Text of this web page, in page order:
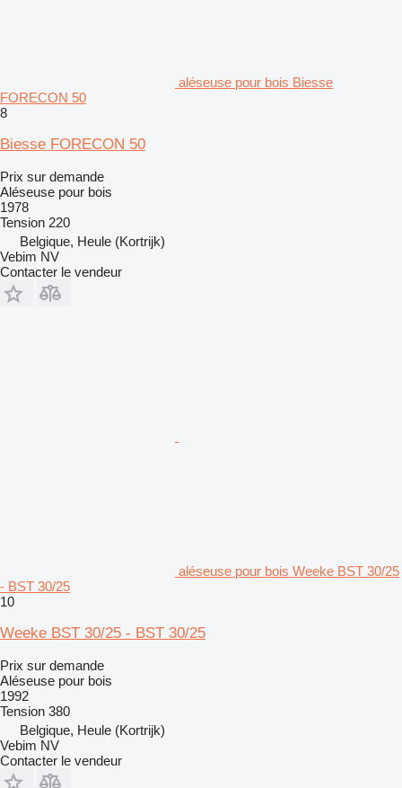
aléseuse pour bois Biesse
FORECON 50
8
Biesse FORECON 50
Prix sur demande
Aléseuse pour bois
1978
Tension 220
Belgique, Heule (Kortrijk)
Vebim NV
Contacter le vendeur
aléseuse pour bois Weeke BST 30/25
- BST 30/25
10
Weeke BST 30/25 - BST 30/25
Prix sur demande
Aléseuse pour bois
1992
Tension 380
Belgique, Heule (Kortrijk)
Vebim NV
Contacter le vendeur